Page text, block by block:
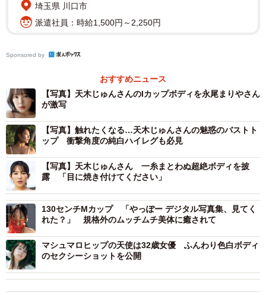
埼玉県 川口市
派遣社員：時給1,500円～2,250円
Sponsored by
おすすめニュース
【写真】天木じゅんさんのIカップボディを永尾まりやさん
が激写
【写真】触れたくなる…天木じゅんさんの魅惑のバストト
ップ 衝撃角度の純白ハイレグも必見
【写真】天木じゅんさん 一糸まとわぬ超絶ボディを披
露 「目に焼き付けてください」
130センチMカップ 「やっぽー デジタル写真集、見てく
れた？」 規格外のムッチムチ美体に癒されて
マシュマロヒップの天使は32歳女優 ふんわり色白ボディ
のセクシーショットを公開